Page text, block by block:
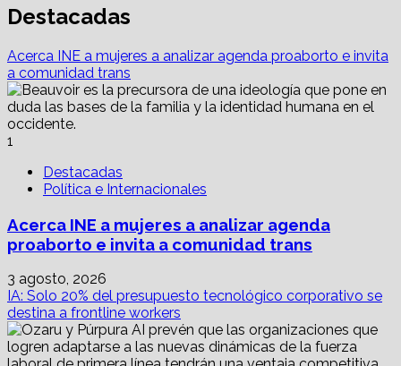
about
Cristina
Riviera
Nayarit
alista
hospedaje
blockchain
Destacadas
Acerca INE a mujeres a analizar agenda proaborto e invita
a comunidad trans
1
Destacadas
Política e Internacionales
Acerca INE a mujeres a analizar agenda
proaborto e invita a comunidad trans
3 agosto, 2026
IA: Solo 20% del presupuesto tecnológico corporativo se
destina a frontline workers